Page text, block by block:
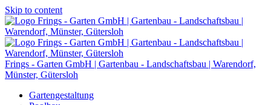
Skip to content
Frings - Garten GmbH | Gartenbau - Landschaftsbau | Warendorf,
Münster, Gütersloh
Gartengestaltung